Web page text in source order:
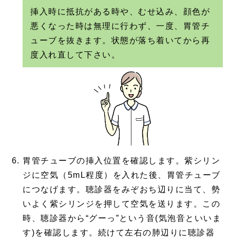
挿入時に抵抗がある時や、むせ込み、顔色が
悪くなった時は無理に行わず、一度、胃管チ
ューブを抜きます。状態が落ち着いてから再
度入れ直して下さい。
胃管チューブの挿入位置を確認します。紫シリン
ジに空気（5mL程度）を入れた後、胃管チューブ
につなげます。聴診器をみぞおち辺りに当て、勢
いよく紫シリンジを押して空気を送ります。この
時、聴診器から“グーっ”という音(気泡音といいま
す)を確認します。続けて左右の肺辺りに聴診器